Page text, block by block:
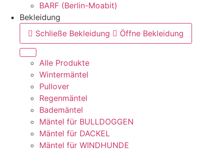
BARF (Berlin-Moabit)
Bekleidung
Schließe Bekleidung
Öffne Bekleidung
Alle Produkte
Wintermäntel
Pullover
Regenmäntel
Bademäntel
Mäntel für BULLDOGGEN
Mäntel für DACKEL
Mäntel für WINDHUNDE